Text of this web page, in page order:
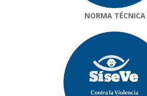
NORMA TÉCNICA